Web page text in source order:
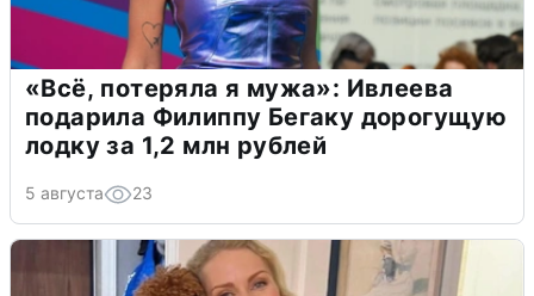
«Всё, потеряла я мужа»: Ивлеева
подарила Филиппу Бегаку дорогущую
лодку за 1,2 млн рублей
5 августа 23